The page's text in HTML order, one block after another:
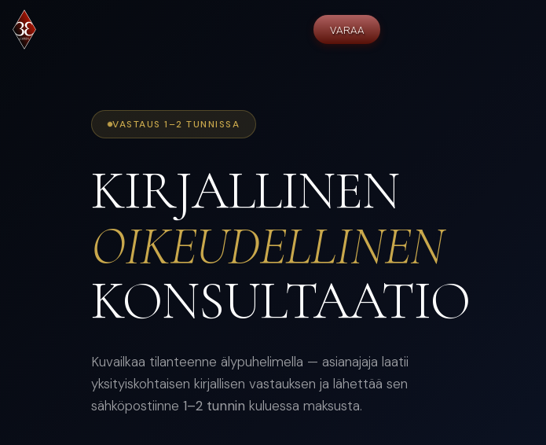
VARAA
VASTAUS 1–2 TUNNISSA
KIRJALLINEN
OIKEUDELLINEN
KONSULTAATIO
Kuvailkaa tilanteenne älypuhelimella — asianajaja laatii
yksityiskohtaisen kirjallisen vastauksen ja lähettää sen
sähköpostiinne 1–2 tunnin kuluessa maksusta.